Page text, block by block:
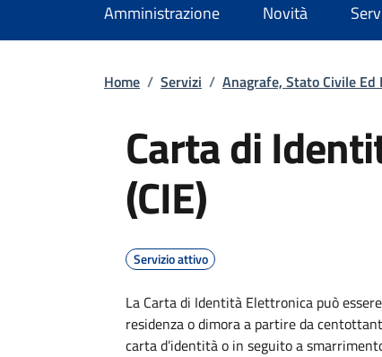
Amministrazione Novità
Briciole di pane
Home / Servizi / Anagrafe, Stato Civile
Carta di
(CIE)
Servizio attivo
Dettagli
La Carta di Identità Elettronica può
residenza o dimora a partire da
carta d’identità o in seguito a